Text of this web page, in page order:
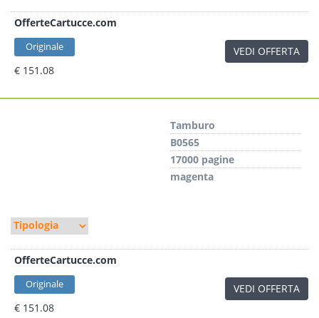
OfferteCartucce.com
Originale
€ 151.08
VEDI OFFERTA
Tamburo
B0565
17000 pagine
magenta
OfferteCartucce.com
Originale
€ 151.08
VEDI OFFERTA